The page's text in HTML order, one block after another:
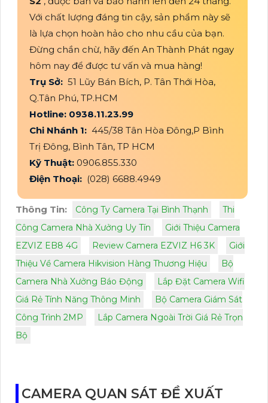
Với chất lượng đáng tin cậy, sản phẩm này sẽ
là lựa chọn hoàn hảo cho nhu cầu của bạn.
Đừng chần chừ, hãy đến An Thành Phát ngay
hôm nay để được tư vấn và mua hàng!
Trụ Sở: 51 Lũy Bán Bích, P. Tân Thới Hòa,
Q.Tân Phú, TP.HCM
Hotline: 0938.11.23.99
Chi Nhánh 1: 445/38 Tân Hòa Đông,P Bình
Trị Đông, Bình Tân, TP HCM
Kỹ Thuật: 0906.855.330
Điện Thoại: (028) 6688.4949
Thông Tin: Công Ty Camera Tại Bình Thạnh
Thi
Công Camera Nhà Xưởng Uy Tín
Giới Thiệu Camera
EZVIZ EB8 4G
Review Camera EZVIZ H6 3K
Giới
Thiệu Về Camera Hikvision Hàng Thương Hiệu
Bộ
Camera Nhà Xưởng Báo Động
Lắp Đặt Camera Wifi
Giá Rẻ Tính Năng Thông Minh
Bộ Camera Giám Sát
Công Trình 2MP
Lắp Camera Ngoài Trời Giá Rẻ Trọn
Bộ
CAMERA QUAN SÁT ĐỀ XUẤT